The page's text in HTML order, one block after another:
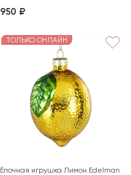
950 ₽
ТОЛЬКО ОНЛАЙН
Ёлочная игрушка Лимон Edelman